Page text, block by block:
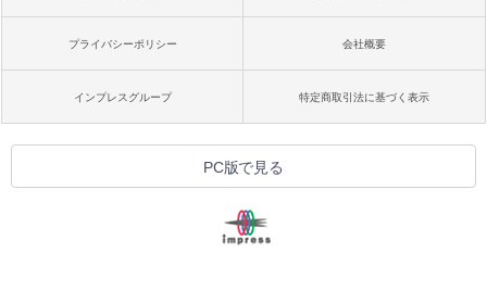
プライバシーポリシー 会社概要
インプレスグループ 特定商取引法に基づく表示
PC版で見る